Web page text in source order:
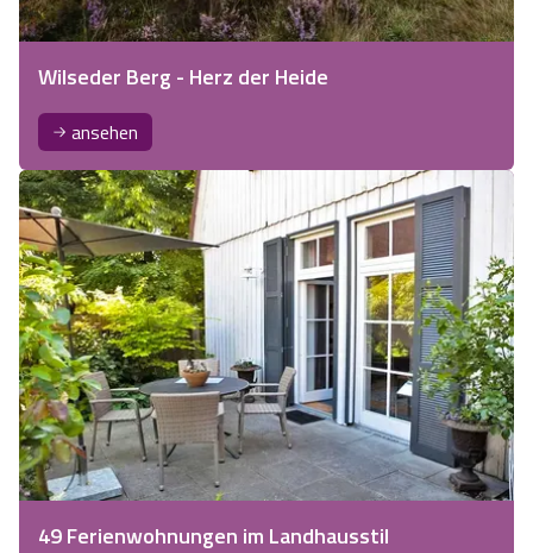
Wilseder Berg - Herz der Heide
ansehen
49 Ferienwohnungen im Landhausstil